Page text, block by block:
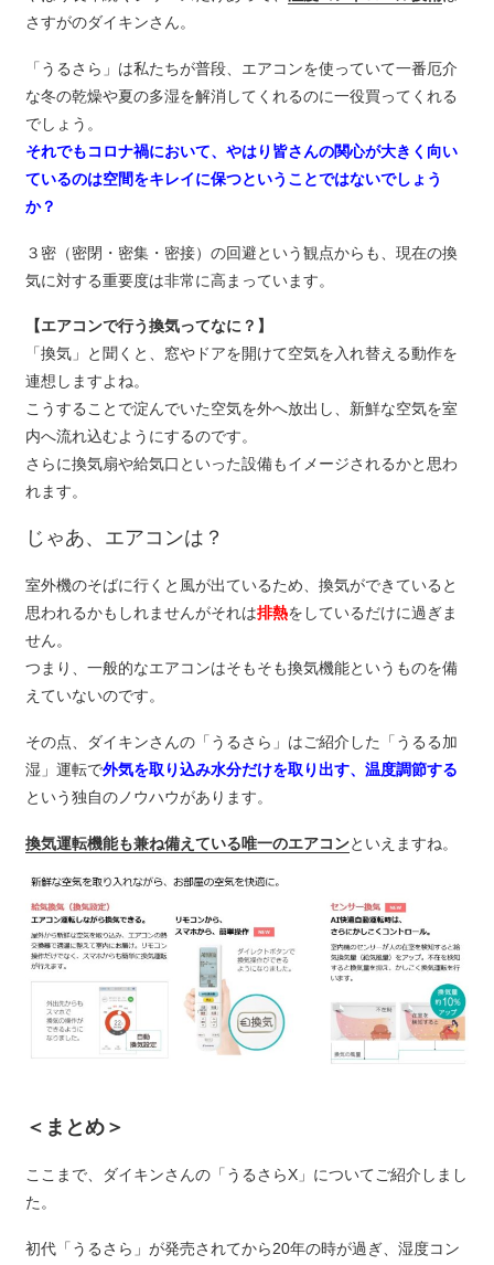
さすがのダイキンさん。
「うるさら」は私たちが普段、エアコンを使っていて一番厄介
な冬の乾燥や夏の多湿を解消してくれるのに一役買ってくれる
でしょう。
それでもコロナ禍において、やはり皆さんの関心が大きく向い
ているのは空間をキレイに保つということではないでしょう
か？
３密（密閉・密集・密接）の回避という観点からも、現在の換
気に対する重要度は非常に高まっています。
【エアコンで行う換気ってなに？】
「換気」と聞くと、窓やドアを開けて空気を入れ替える動作を
連想しますよね。
こうすることで淀んでいた空気を外へ放出し、新鮮な空気を室
内へ流れ込むようにするのです。
さらに換気扇や給気口といった設備もイメージされるかと思わ
れます。
じゃあ、エアコンは？
室外機のそばに行くと風が出ているため、換気ができていると
思われるかもしれませんがそれは排熱をしているだけに過ぎま
せん。
つまり、一般的なエアコンはそもそも換気機能というものを備
えていないのです。
その点、ダイキンさんの「うるさら」はご紹介した「うるる加
湿」運転で外気を取り込み水分だけを取り出す、温度調節する
という独自のノウハウがあります。
換気運転機能も兼ね備えている唯一のエアコンといえますね。
＜まとめ＞
ここまで、ダイキンさんの「うるさらX」についてご紹介しまし
た。
初代「うるさら」が発売されてから20年の時が過ぎ、湿度コン